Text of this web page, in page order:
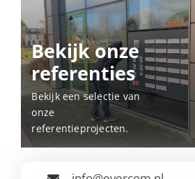
Bekijk onze
referenties
Bekijk een selectie van
onze
referentieprojecten.